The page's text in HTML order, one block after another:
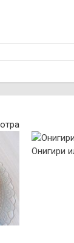
Онигири